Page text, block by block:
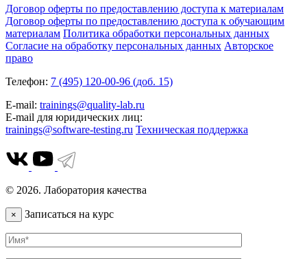
Договор оферты по предоставлению доступа к материалам
Договор оферты по предоставлению доступа к обучающим
материалам Политика обработки персональных данных
Согласие на обработку персональных данных Авторское
право
Телефон: 7 (495) 120-00-96 (доб. 15)
E-mail: trainings@quality-lab.ru
E-mail для юридических лиц:
trainings@software-testing.ru Техническая поддержка
© 2026. Лаборатория качества
× Записаться на курс